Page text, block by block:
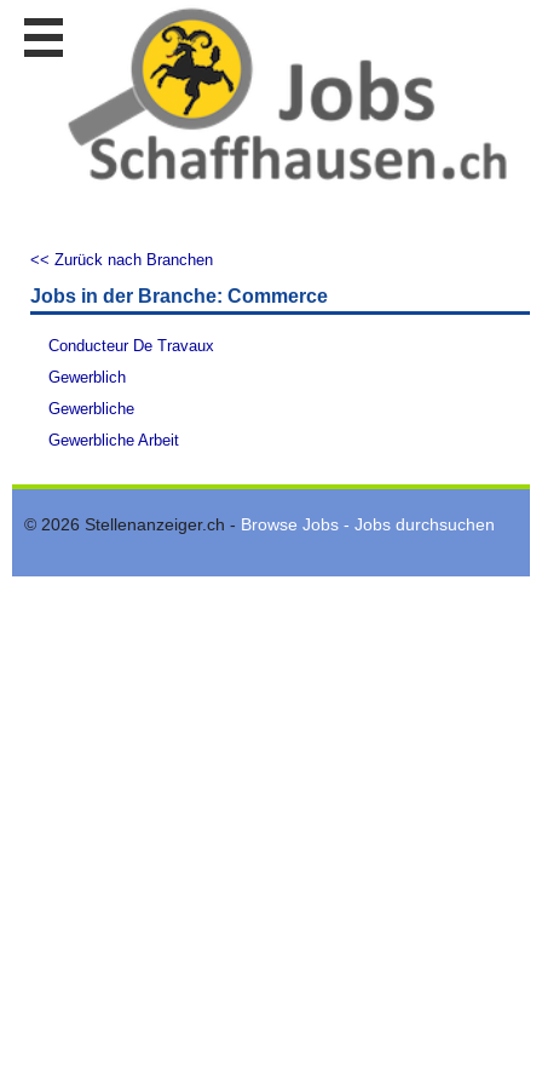
Stellen
Stellen
inserieren
Personalberatungen
WERBUNG
publizieren
JOB-
Lehrstellen
gratis
<< Zurück nach Branchen
Jobs in der Branche: Commerce
Conducteur De Travaux
Gewerblich
Gewerbliche
Gewerbliche Arbeit
© 2026 Stellenanzeiger.ch - Browse Jobs - Jobs durchsuchen